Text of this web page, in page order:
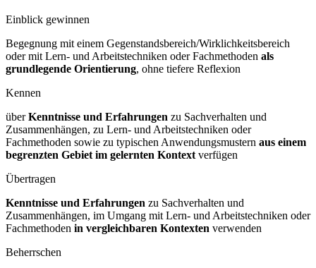
Einblick gewinnen
Begegnung mit einem Gegenstandsbereich/Wirklichkeitsbereich
oder mit Lern- und Arbeitstechniken oder Fachmethoden als
grundlegende Orientierung, ohne tiefere Reflexion
Kennen
überKenntnisse und Erfahrungen zu Sachverhalten und
Zusammenhängen, zu Lern- und Arbeitstechniken oder
Fachmethoden sowie zu typischen Anwendungsmustern aus einem
begrenzten Gebiet im gelernten Kontext verfügen
Übertragen
Kenntnisse und Erfahrungen zu Sachverhalten und
Zusammenhängen, im Umgang mit Lern- und Arbeitstechniken oder
Fachmethoden in vergleichbaren Kontexten verwenden
Beherrschen